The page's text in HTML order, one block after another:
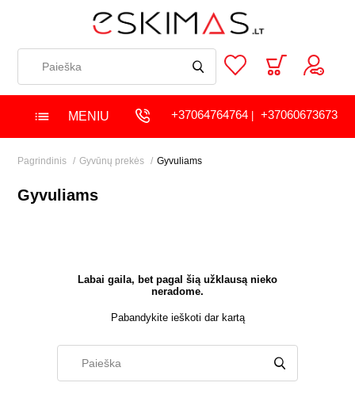
MENIU +37064764764| +37060673673
Pagrindinis Gyvūnų prekės Gyvuliams
Gyvuliams
Labai gaila, bet pagal šią užklausą nieko
neradome.
Pabandykite ieškoti dar kartą